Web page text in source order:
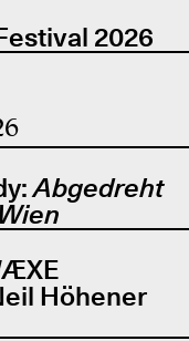
2026
Abgedreht
Höhener